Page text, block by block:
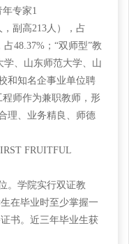
专家1
副高213人），占
48.37%；“双师型”教
学、山东师范大学、山
和知名企事业单位聘
师作为兼职教师，形
理、业务精良、师德
FRUITFUL
。学院实行双证教
在毕业时至少掌握一
书。近三年毕业生获